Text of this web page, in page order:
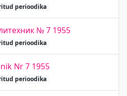
perioodika
№ 7 1955
perioodika
Nr 7 1955
perioodika